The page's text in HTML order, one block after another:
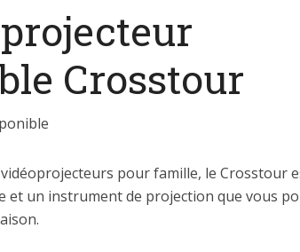
Crosstour
pour famille, le Crosstour
et un instrument de projection que vous